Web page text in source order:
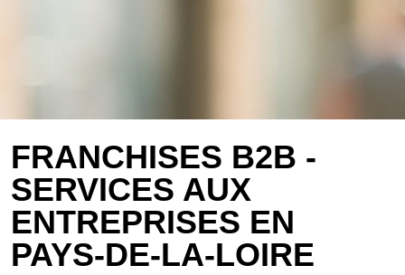
FRANCHISES B2B -
SERVICES AUX
ENTREPRISES EN
PAYS-DE-LA-LOIRE